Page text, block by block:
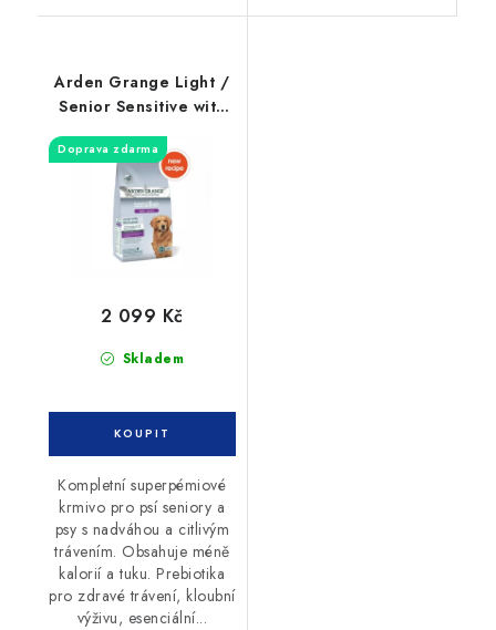
Arden Grange Light /
Senior Sensitive with
White Fish & Potato
12kg
Doprava zdarma
Skladem
2 099 Kč
Kompletní superpémiové
krmivo pro psí seniory a
psy s nadváhou a citlivým
trávením. Obsahuje méně
kalorií a tuku. Prebiotika
pro zdravé trávení, kloubní
výživu, esenciální...